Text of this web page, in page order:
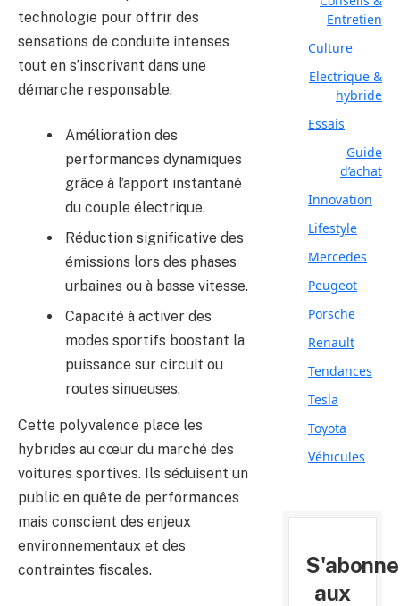
technologie pour offrir des
sensations de conduite intenses
tout en s’inscrivant dans une
démarche responsable.
Amélioration des
performances dynamiques
grâce à l’apport instantané
du couple électrique.
Réduction significative des
émissions lors des phases
urbaines ou à basse vitesse.
Capacité à activer des
modes sportifs boostant la
puissance sur circuit ou
routes sinueuses.
Cette polyvalence place les
hybrides au cœur du marché des
voitures sportives. Ils séduisent un
public en quête de performances
mais conscient des enjeux
environnementaux et des
contraintes fiscales.
Entretien
Culture
Electrique &
hybride
Essais
Guide
d’achat
Innovation
Lifestyle
Mercedes
Peugeot
Porsche
Renault
Tendances
Tesla
Toyota
Véhicules
aux